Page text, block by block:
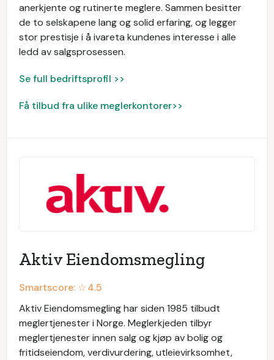
anerkjente og rutinerte meglere. Sammen besitter
de to selskapene lang og solid erfaring, og legger
stor prestisje i å ivareta kundenes interesse i alle
ledd av salgsprosessen.
Se full bedriftsprofil >>
Få tilbud fra ulike meglerkontorer>>
Aktiv Eiendomsmegling
Smartscore: ☆4.5
Aktiv Eiendomsmegling har siden 1985 tilbudt
meglertjenester i Norge. Meglerkjeden tilbyr
meglertjenester innen salg og kjøp av bolig og
fritidseiendom, verdivurdering, utleievirksomhet,